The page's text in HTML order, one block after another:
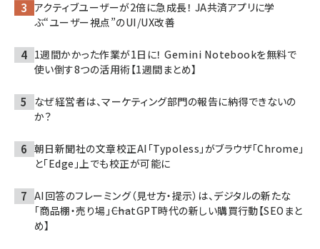
アクティブユーザーが2倍に急成長！ JA共済アプリに学
ぶ“ユーザー視点”のUI/UX改善
1週間かかった作業が1日に！ Gemini Notebookを無料で
使い倒す8つの活用術【1週間まとめ】
なぜ経営者は、マーケティング部門の報告に納得できないの
か？
朝日新聞社の文章校正AI「Typoless」がブラウザ「Chrome」
と「Edge」上でも校正が可能に
AI回答のフレーミング（見せ方・提示）は、デジタルの新たな
「商品棚・売り場」――ChatGPT時代の新しい購買行動【SEOまと
め】